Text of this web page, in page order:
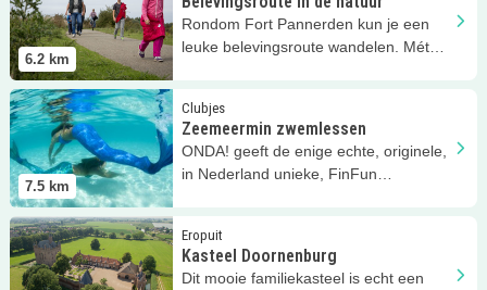
6.2 km
Rondom Fort Pannerden kun je een
leuke belevingsroute wandelen. Mét
7.5 km
Clubjes
Zeemeermin zwemlessen
ONDA! geeft de enige echte, originele,
in Nederland unieke, FinFun
Lees meer Zeemeermin zwemlessen
Eropuit
Kasteel Doornenburg
Dit mooie familiekasteel is echt een
Lees meer Kasteel Doornenburg